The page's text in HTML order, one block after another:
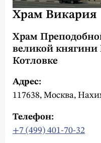
Храм Викария
Храм
великой княгини
Котловке
Адрес:
117638, Москва,
Телефон:
+7 (499) 401-70-32